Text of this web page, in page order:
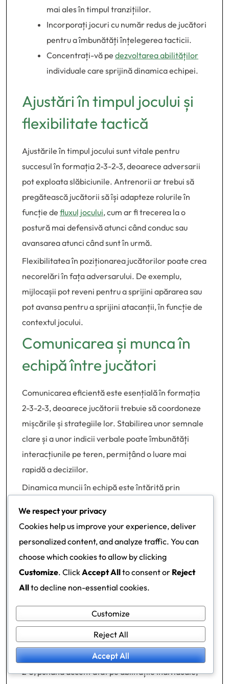
mai ales în timpul tranzițiilor.
Incorporați jocuri cu număr redus de jucători
pentru a îmbunătăți înțelegerea tacticii.
Concentrați-vă pe dezvoltarea abilităților
individuale care sprijină dinamica echipei.
Ajustări în timpul jocului și
flexibilitate tactică
Ajustările în timpul jocului sunt vitale pentru
succesul în formația 2-3-2-3, deoarece adversarii
pot exploata slăbiciunile. Antrenorii ar trebui să
pregătească jucătorii să își adapteze rolurile în
funcție de fluxul jocului, cum ar fi trecerea la o
postură mai defensivă atunci când conduc sau
avansarea atunci când sunt în urmă.
Flexibilitatea în poziționarea jucătorilor poate crea
necorelări în fața adversarului. De exemplu,
mijlocașii pot reveni pentru a sprijini apărarea sau
pot avansa pentru a sprijini atacanții, în funcție de
contextul jocului.
Comunicarea și munca în
echipă între jucători
Comunicarea eficientă este esențială în formația
2-3-2-3, deoarece jucătorii trebuie să coordoneze
mișcările și strategiile lor. Stabilirea unor semnale
clare și a unor indicii verbale poate îmbunătăți
interacțiunile pe teren, permițând o luare mai
rapidă a deciziilor.
Dinamica muncii în echipă este întărită prin
regulate de team-building pot încuraja relațiile,
conducând la o colaborare îmbunătățită în timpul
Exerciții de antrenament
pentru a îmbunătăți
eficiența formației
Exercițiile de antrenament ar trebui să se
concentreze pe nevoile specifice ale formației 2-3-
2-3, punând accent atât pe abilitățile individuale,
We respect your privacy
Cookies help us improve your experience, deliver
personalized content, and analyze traffic. You can
choose which cookies to allow by clicking
Customize. ClickAccept Allto consent or Reject
Allto decline non-essential cookies.
Customize
Reject All
Accept All